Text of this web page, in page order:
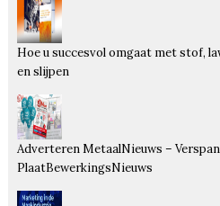
Hoe u succesvol omgaat met stof,
en slijpen
Adverteren MetaalNieuws –
PlaatBewerkingsNieuws